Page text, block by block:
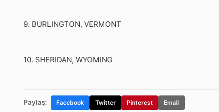
9. BURLINGTON, VERMONT
10. SHERIDAN, WYOMING
Paylaş: Facebook Twitter Pinterest Email